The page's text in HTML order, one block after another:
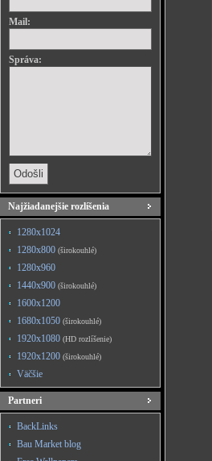
Mail:
Správa:
Najžiadanejšie rozlíšenia
1280x1024
1280x800 (širokouhlé)
1280x960
1440x900 (širokouhlé)
1600x1200
1680x1050 (širokouhlé)
1920x1080 (HD rozlíšenie)
1920x1200 (širokouhlé)
Väčšie
Partneri
BackLinks
Bau Market blog